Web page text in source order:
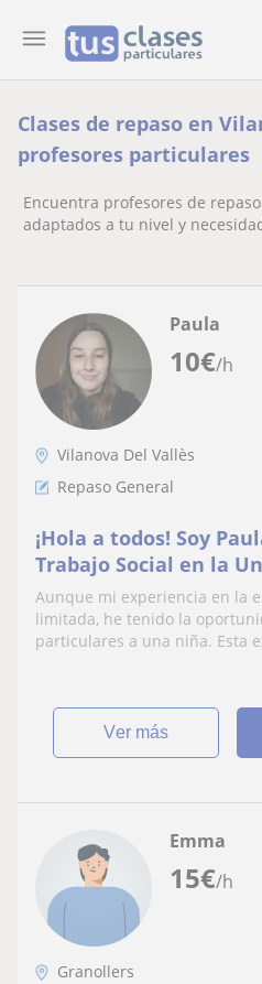
Clases de repaso en
profesores particulares
Encuentra profesores de
adaptados a tu nivel y
10€/h
Paula
Vilanova Del Vallès
Repaso General
¡Hola a todos! Soy
Trabajo Social en la
Barcelona, y quiero
brillar en sus
primaria o secundaria
Aunque mi experiencia en la
limitada, he tenido la
particulares a una niña. Esta
ver más
15€/h
Emma
Granollers